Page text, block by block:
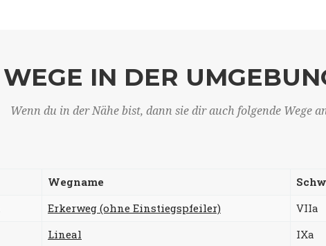
WEGE IN DER
Wenn du in der Nähe bist, dann sie dir auch folgende Wege
Wegname
Erkerweg (ohne Einstiegspfeiler)
VIIa
Lineal
IXa